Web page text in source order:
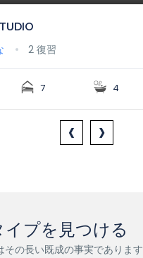
2 復習
7 4
‹ ›
プを見つける
その長い既成の事実であります